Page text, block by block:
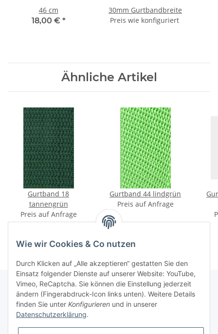
46 cm
18,00 € *
30mm Gurtbandbreite
Preis wie konfiguriert
Ähnliche Artikel
Gurtband 18
tannengrün
Preis auf Anfrage
Gurtband 44 lindgrün
Preis auf Anfrage
Informationen
Wie wir Cookies & Co nutzen
Durch Klicken auf „Alle akzeptieren“ gestatten Sie den
Einsatz folgender Dienste auf unserer Website: YouTube,
Vimeo, ReCaptcha. Sie können die Einstellung jederzeit
ändern (Fingerabdruck-Icon links unten). Weitere Details
finden Sie unter Konfigurieren und in unserer
Datenschutzerklärung.